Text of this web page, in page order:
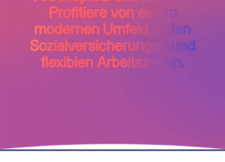
Profitiere von einem
modernen Umfeld, guten
Sozialversicherungen und
flexiblen Arbeitszeiten.